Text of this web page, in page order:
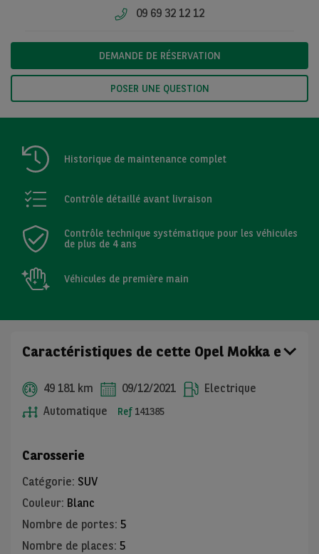
09 69 32 12 12
DEMANDE DE RÉSERVATION
POSER UNE QUESTION
Historique de maintenance complet
Contrôle détaillé avant livraison
Contrôle technique systématique pour les véhicules
de plus de 4 ans
Véhicules de première main
Caractéristiques de cette Opel Mokka e
49 181 km 09/12/2021
Electrique
Automatique
Ref 141385
Carosserie
Catégorie: SUV
Couleur: Blanc
Nombre de portes: 5
Nombre de places: 5